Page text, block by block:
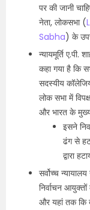
पर की जानी
नेता, लोकसभा (
Sabha) के
न्यायमूर्ति ए.पी.
कहा गया है कि
सदस्यीय
लोक सभा में
और भारत के मुख्य
इसने
ढंग से
द्वारा
सर्वोच्च
निर्वाचन
और यहां तक कि